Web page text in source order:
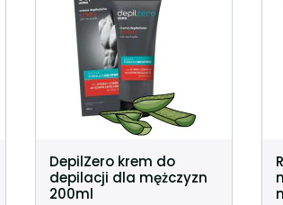
DepilZero krem do
depilacji dla mężczyzn
200ml